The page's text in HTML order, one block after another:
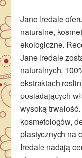
Jane Iredale
naturalne,
ekologiczne.
Jane Iredale
naturalnych,
ekstraktach
posiadających
wysoką
kosmetologów,
plastycznych na
Iredale nadają